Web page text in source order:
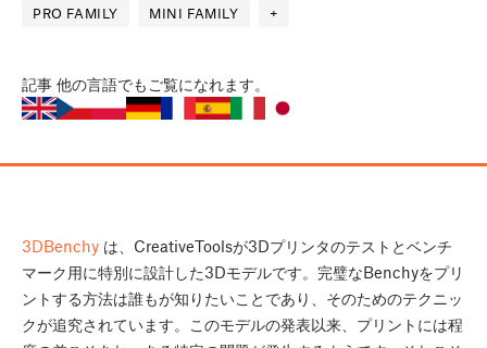
PRO FAMILY
MINI FAMILY +
記事 他の言語でもご覧になれます。
3DBenchy は、CreativeToolsが3Dプリンタのテストとベンチ
マーク用に特別に設計した3Dモデルです。完璧なBenchyをプリ
ントする方法は誰もが知りたいことであり、そのためのテクニッ
クが追究されています。このモデルの発表以来、プリントには程